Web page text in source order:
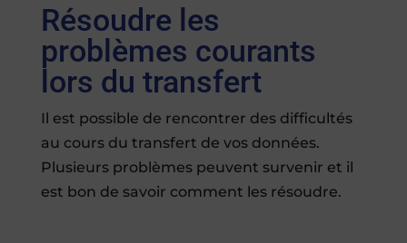
Résoudre les
problèmes courants
lors du transfert
Il est possible de rencontrer des difficultés
au cours du transfert de vos données.
Plusieurs problèmes peuvent survenir et il
est bon de savoir comment les résoudre.